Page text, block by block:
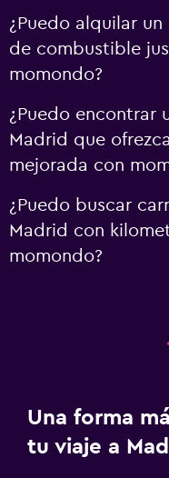
¿Puedo alquilar
de combustible
momondo?
¿Puedo encontrar
Madrid que
mejorada con
¿Puedo buscar
Madrid con
momondo?
Una forma
tu viaje a